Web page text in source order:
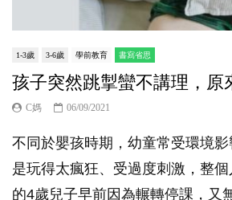
1-3歲 3-6歲 學前教育 書寫省思
孩子突然跳掣蠻不講理，原
C媽 06/09/2021
不同於嬰孩時期，幼童常受環境
是玩得太瘋狂、受過度刺激，整
的4歲兒子早前因為輾轉停課，又